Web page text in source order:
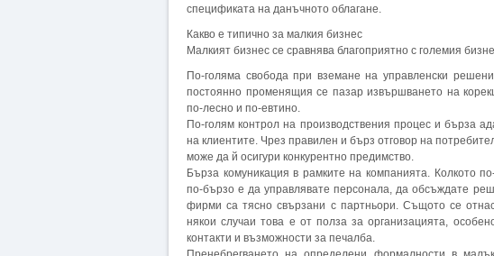
спецификата на данъчното облагане.
Какво е типично за малкия бизнес
Малкият бизнес се сравнява благоприятно с големия
По-голяма свобода при вземане на управленски
постоянно променящия се пазар извършването на
по-лесно и по-евтино.
По-голям контрол на производствения процес и бърза
на клиентите. Чрез правилен и бърз отговор на
може да й осигури конкурентно предимство.
Бърза комуникация в рамките на компанията. Колкото
по-бързо е да управлявате персонала, да обсъждате
фирми са тясно свързани с партньори. Същото се
някои случаи това е от полза за организацията,
контакти и възможности за печалба.